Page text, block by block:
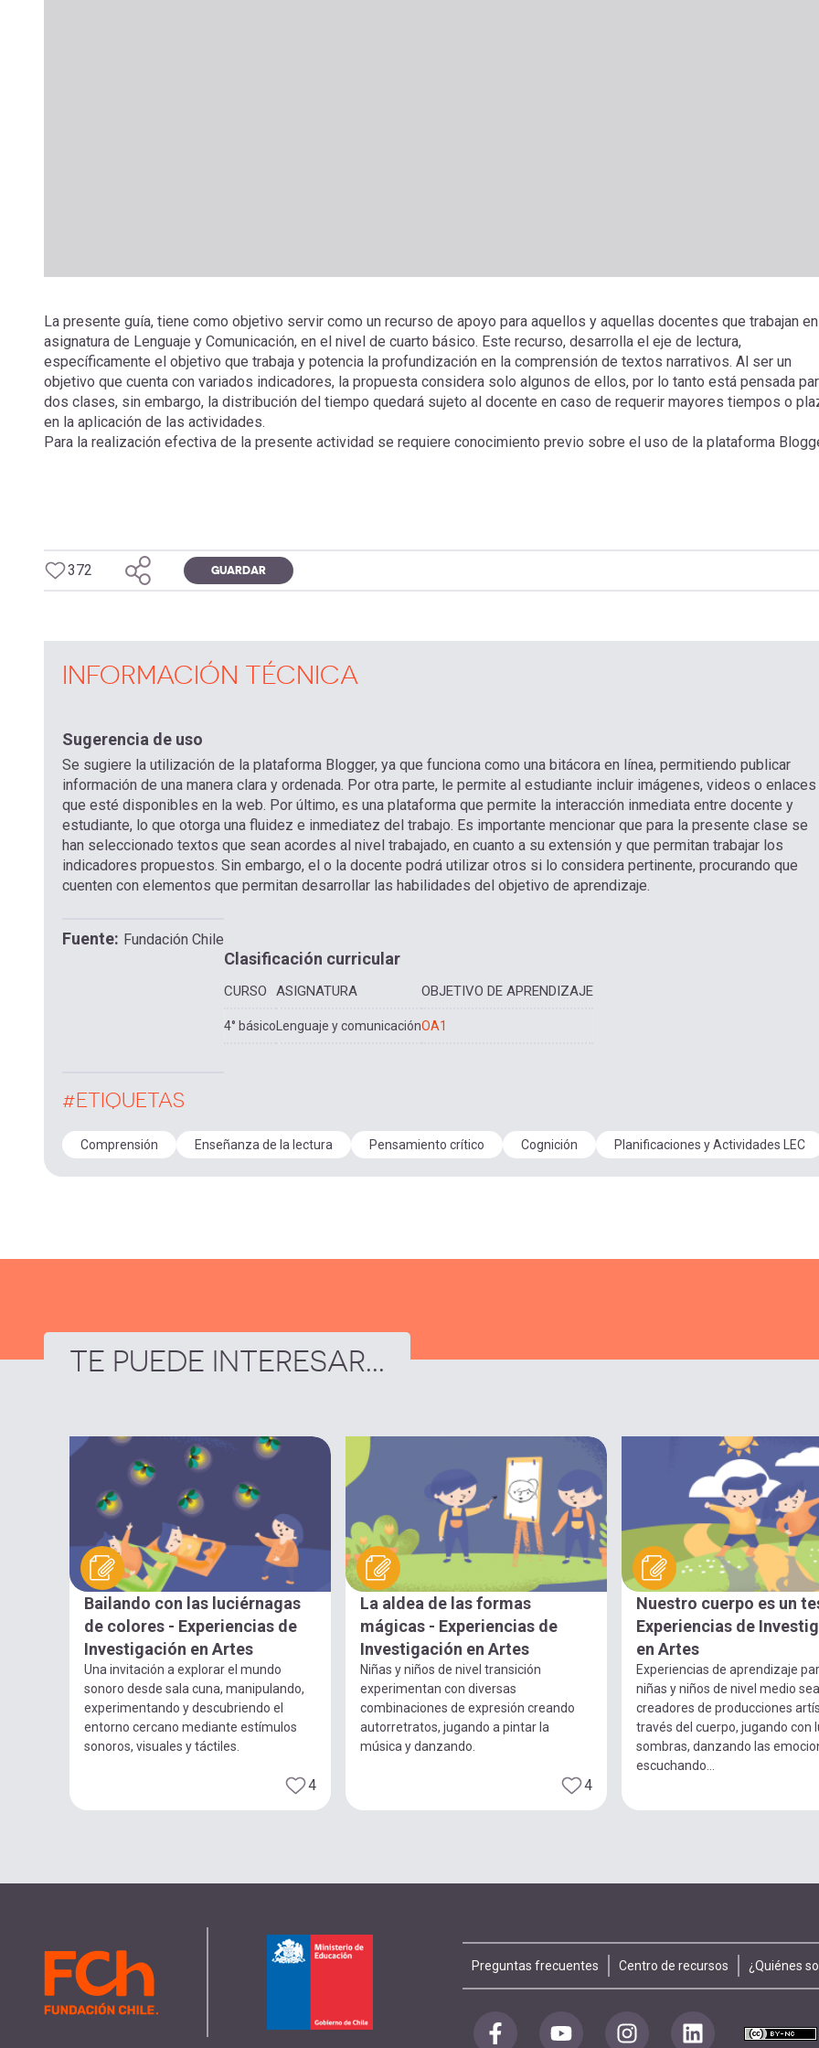
La presente guía, tiene como objetivo servir como un recurso de apoyo para aquellos y aquellas docentes que trabajan
asignatura de Lenguaje y Comunicación, en el nivel de cuarto básico. Este recurso, desarrolla el eje de lectura,
específicamente el objetivo que trabaja y potencia la profundización en la comprensión de textos narrativos. Al ser un
objetivo que cuenta con variados indicadores, la propuesta considera solo algunos de ellos, por lo tanto está pensada
dos clases, sin embargo, la distribución del tiempo quedará sujeto al docente en caso de requerir mayores tiempos o
en la aplicación de las actividades.
Para la realización efectiva de la presente actividad se requiere conocimiento previo sobre el uso de la plataforma
372 GUARDAR
INFORMACIÓN TÉCNICA
Sugerencia de uso
Se sugiere la utilización de la plataforma Blogger, ya que funciona como una bitácora en línea, permitiendo publicar
información de una manera clara y ordenada. Por otra parte, le permite al estudiante incluir imágenes, videos o enlaces
que esté disponibles en la web. Por último, es una plataforma que permite la interacción inmediata entre docente y
estudiante, lo que otorga una fluidez e inmediatez del trabajo. Es importante mencionar que para la presente clase se
han seleccionado textos que sean acordes al nivel trabajado, en cuanto a su extensión y que permitan trabajar los
indicadores propuestos. Sin embargo, el o la docente podrá utilizar otros si lo considera pertinente, procurando que
cuenten con elementos que permitan desarrollar las habilidades del objetivo de aprendizaje.
Fuente Fundación Chile
Clasificación curricular
CURSO ASIGNATURA OBJETIVO DE APRENDIZAJE
4° básico Lenguaje y comunicaciónOA1
#ETIQUETAS
Comprensión Enseñanza de la lectura Pensamiento crítico Cognición Planificaciones y Actividades LEC
TE PUEDE INTERESAR...
Bailando con las luciérnagas
de colores - Experiencias de
Investigación en Artes
Una invitación a explorar el mundo
sonoro desde sala cuna, manipulando,
experimentando y descubriendo el
entorno cercano mediante estímulos
sonoros, visuales y táctiles.
4
La aldea de las formas
mágicas - Experiencias de
Investigación en Artes
Niñas y niños de nivel transición
experimentan con diversas
combinaciones de expresión creando
autorretratos, jugando a pintar la
música y danzando.
4
Nuestro cuerpo es un
Experiencias de
en Artes
Experiencias de aprendizaje
niñas y niños de nivel medio
creadores de producciones
través del cuerpo, jugando con
sombras, danzando las
escuchando...
Footer
menu
Preguntas frecuentes Centro de recursos ¿Quiénes